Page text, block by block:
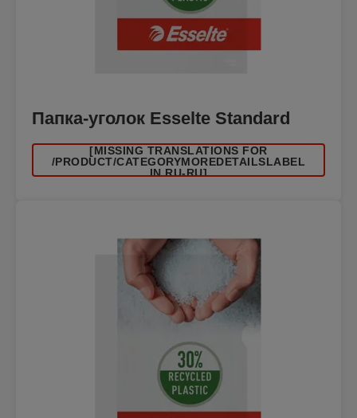
Папка-уголок Esselte Standard
[MISSING TRANSLATIONS FOR
/PRODUCT/CATEGORYMOREDETAILSLABEL
IN RU-RU]